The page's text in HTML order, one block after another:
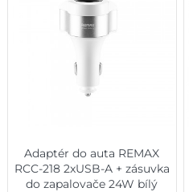
Adaptér do auta REMAX
RCC-218 2xUSB-A + zásuvka
do zapalovače 24W bílý